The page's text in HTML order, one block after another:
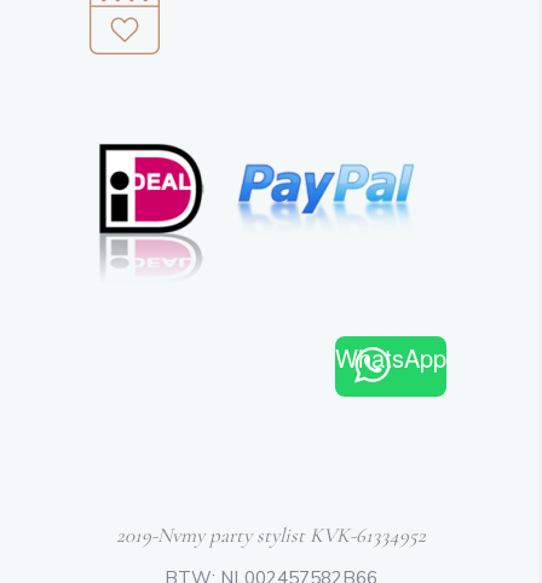
WhatsApp
2019-Nvmy party stylist KVK-61334952
BTW: NL002457582B66